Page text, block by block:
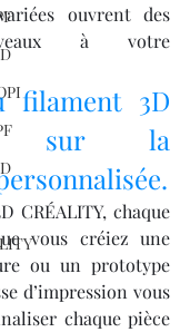
ouvrent des
à votre
filament 3D
sur la
CRÉALITY, chaque
vous créiez une
ou un prototype
d’impression vous
chaque pièce